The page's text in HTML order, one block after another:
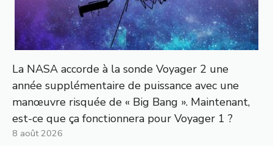
La NASA accorde à la sonde Voyager 2 une
année supplémentaire de puissance avec une
manœuvre risquée de « Big Bang ». Maintenant,
est-ce que ça fonctionnera pour Voyager 1 ?
8 août 2026